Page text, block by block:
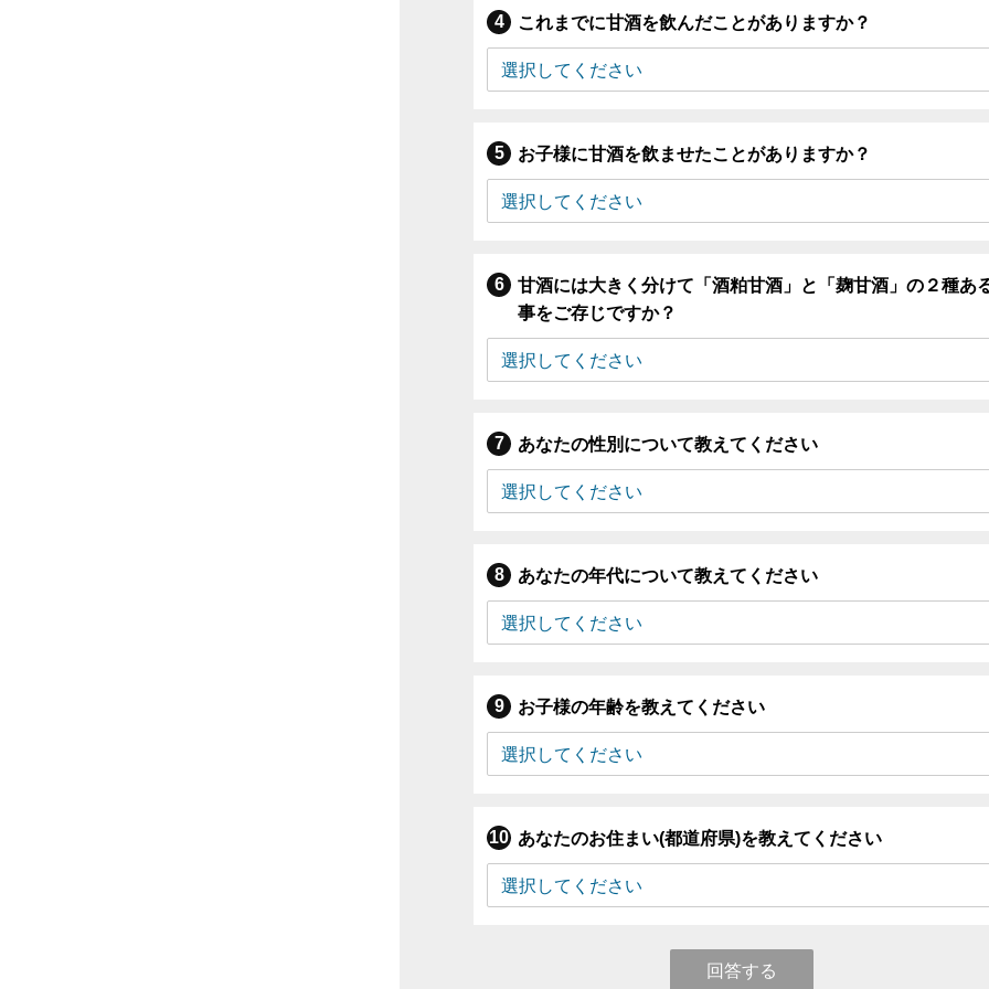
これまでに甘酒を飲んだことがありますか？
お子様に甘酒を飲ませたことがありますか？
甘酒には大きく分けて「酒粕甘酒」と「麹甘酒」の２種あ
事をご存じですか？
あなたの性別について教えてください
あなたの年代について教えてください
お子様の年齢を教えてください
あなたのお住まい(都道府県)を教えてください
回答する